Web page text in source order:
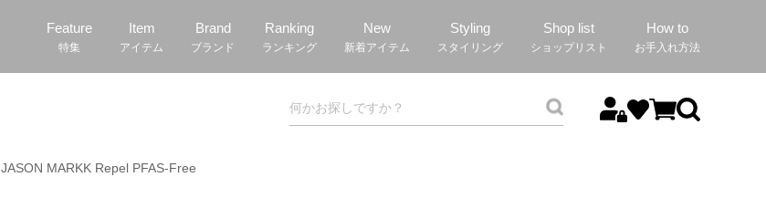
Feature
特集
Item
アイテム
Brand
ブランド
Ranking
ランキング
New
新着アイテム
Styling
スタイリング
Shop list
ショップリスト
How to
お手入れ方法
JASON MARKK Repel PFAS-Free